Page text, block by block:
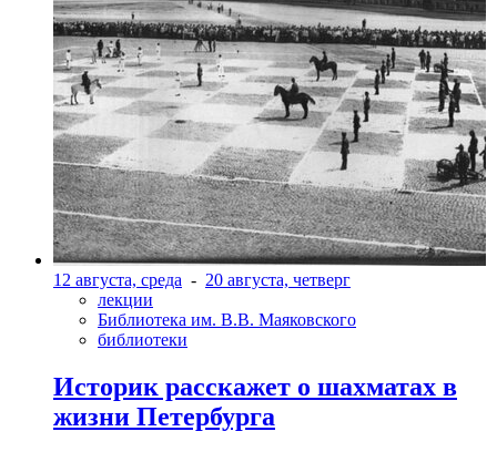
12 августа, среда - 20 августа, четверг
лекции
Библиотека им. В.В. Маяковского
библиотеки
Историк расскажет о шахматах в
жизни Петербурга